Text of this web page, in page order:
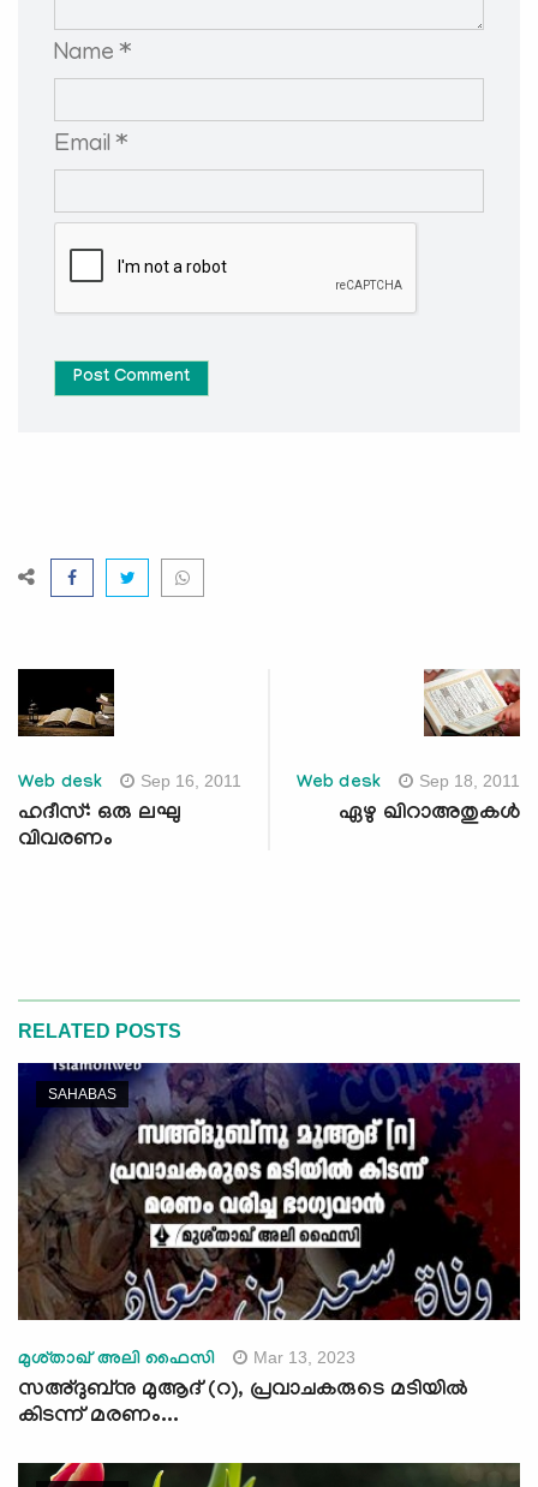
Name *
Email *
Post Comment
Web desk Sep 16, 2011
ഹദീസ്: ഒരു ലഘു
വിവരണം
Web desk Sep 18, 2011
ഏഴു ഖിറാഅതുകള്‍
RELATED POSTS
SAHABAS
മുശ്താഖ് അലി ഫൈസി Mar 13, 2023
സഅ്ദുബ്‌നു മുആദ് (റ), പ്രവാചകരുടെ മടിയില്‍
കിടന്ന് മരണം...